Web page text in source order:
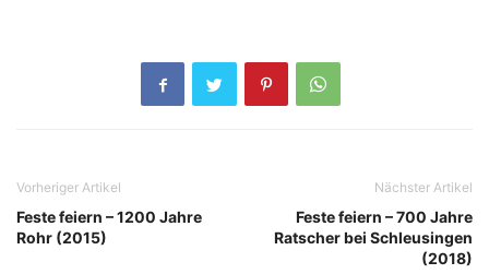
Vorheriger Artikel
Feste feiern – 1200 Jahre
Rohr (2015)
Nächster Artikel
Feste feiern – 700 Jahre
Ratscher bei Schleusingen
(2018)